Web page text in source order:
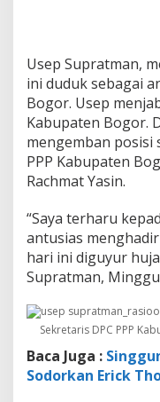
Usep Supratman,
ini duduk sebagai
Bogor. Usep
Kabupaten Bogor.
mengemban posisi
PPP Kabupaten
Rachmat Yasin.
“Saya terharu
antusias
hari ini diguyur
Supratman,
Sekretaris DPC PPP
Baca Juga :
Sodorkan Erick